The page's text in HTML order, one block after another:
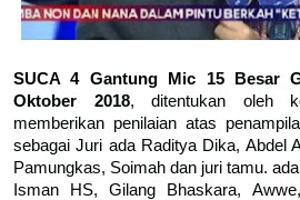
SUCA 4 Gantung Mic 15 Besar
Oktober 2018, ditentukan oleh
memberikan penilaian atas
sebagai Juri ada Raditya Dika, Abdel
Pamungkas, Soimah dan juri tamu.
Isman HS, Gilang Bhaskara,